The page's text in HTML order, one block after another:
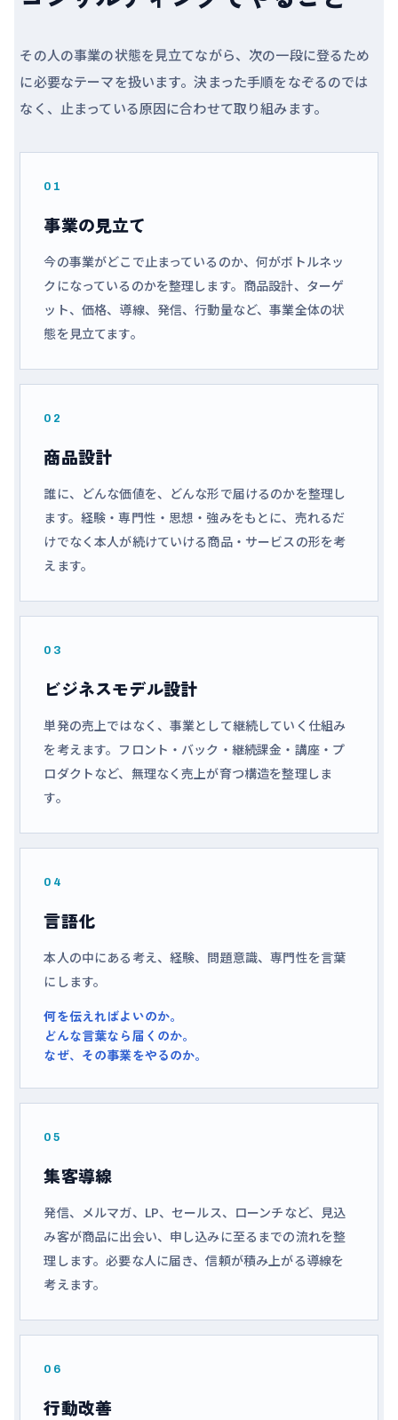
その人の事業の状態を見立てながら、次の一段に登るため
に必要なテーマを扱います。決まった手順をなぞるのでは
なく、止まっている原因に合わせて取り組みます。
01
事業の見立て
今の事業がどこで止まっているのか、何がボトルネッ
クになっているのかを整理します。商品設計、ターゲ
ット、価格、導線、発信、行動量など、事業全体の状
態を見立てます。
02
商品設計
誰に、どんな価値を、どんな形で届けるのかを整理し
ます。経験・専門性・思想・強みをもとに、売れるだ
けでなく本人が続けていける商品・サービスの形を考
えます。
03
ビジネスモデル設計
単発の売上ではなく、事業として継続していく仕組み
を考えます。フロント・バック・継続課金・講座・プ
ロダクトなど、無理なく売上が育つ構造を整理しま
す。
04
言語化
本人の中にある考え、経験、問題意識、専門性を言葉
にします。
何を伝えればよいのか。
どんな言葉なら届くのか。
なぜ、その事業をやるのか。
05
集客導線
発信、メルマガ、LP、セールス、ローンチなど、見込
み客が商品に出会い、申し込みに至るまでの流れを整
理します。必要な人に届き、信頼が積み上がる導線を
考えます。
06
行動改善